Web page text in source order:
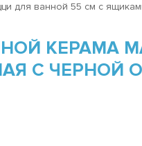
для ванной 55 см с
КЕРАМА
С